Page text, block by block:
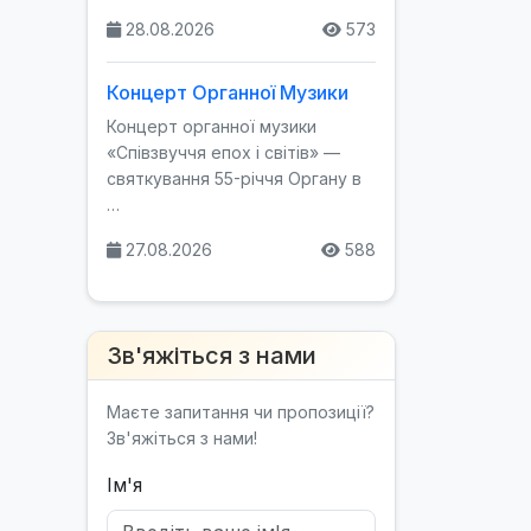
28.08.2026 573
Концерт Органної Музики
Концерт органної музики
«Співзвуччя епох і світів» —
святкування 55-річчя Органу в
…
27.08.2026 588
Зв'яжіться з нами
Маєте запитання чи пропозиції?
Зв'яжіться з нами!
Ім'я